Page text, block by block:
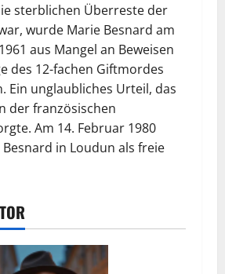
sterblichen Überreste der
wurde Marie Besnard am
aus Mangel an Beweisen
des 12-fachen Giftmordes
Ein unglaubliches Urteil, das
der französischen
Am 14. Februar 1980
in Loudun als freie